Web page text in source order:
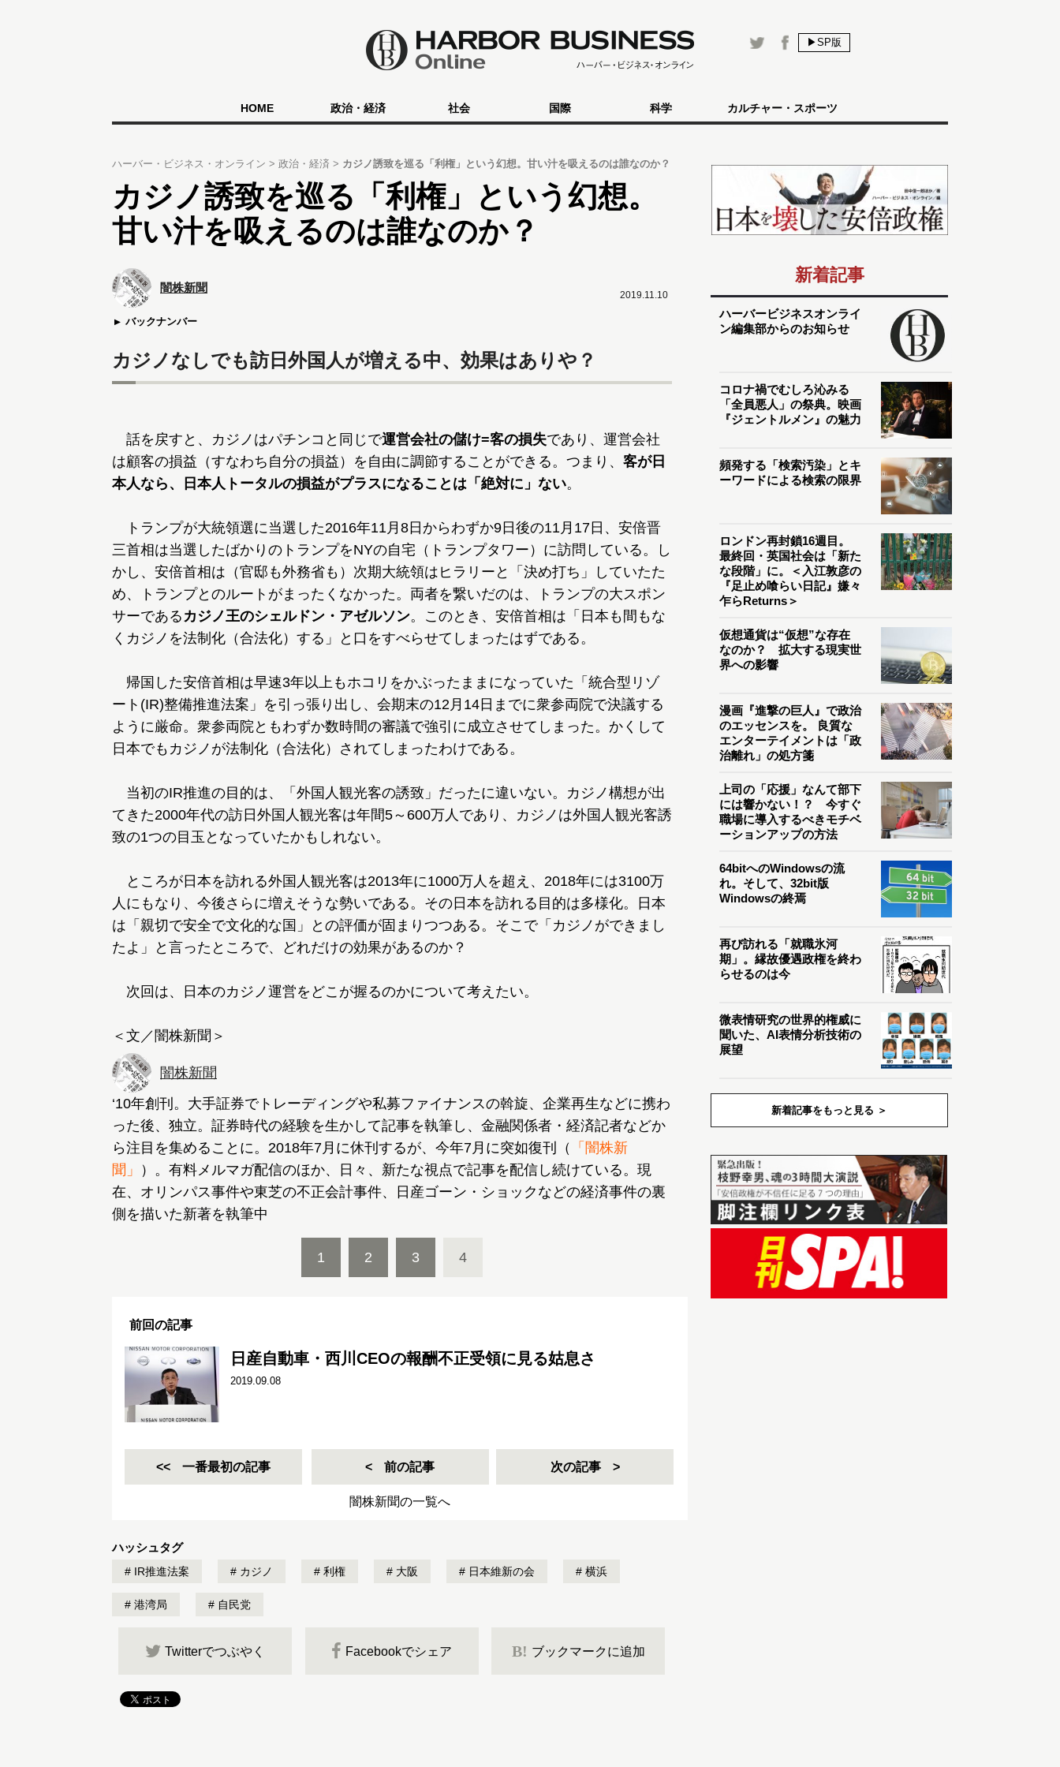
▶SP版
HOME 政治・経済 社会 国際 科学 カルチャー・スポーツ
ハーバー・ビジネス・オンライン 政治・経済 カジノ誘致を巡る「利権」という幻想。甘い汁を吸えるのは誰なのか？
カジノ誘致を巡る「利権」という幻想。
甘い汁を吸えるのは誰なのか？
2019.11.10
闇株新聞
バックナンバー
カジノなしでも訪日外国人が増える中、効果はありや？
話を戻すと、カジノはパチンコと同じで運営会社の儲け=客の損失であり、運営会社
は顧客の損益（すなわち自分の損益）を自由に調節することができる。つまり、 客が日
本人なら、日本人トータルの損益がプラスになることは「絶対に」ない。
トランプが大統領選に当選した2016年11月8日からわずか9日後の11月17日、安倍晋
三首相は当選したばかりのトランプをNYの自宅（トランプタワー）に訪問している。し
かし、安倍首相は（官邸も外務省も）次期大統領はヒラリーと「決め打ち」していたた
め、トランプとのルートがまったくなかった。両者を繋いだのは、トランプの大スポン
サーであるカジノ王のシェルドン・アゼルソン。このとき、安倍首相は「日本も間もな
くカジノを法制化（合法化）する」と口をすべらせてしまったはずである。
帰国した安倍首相は早速3年以上もホコリをかぶったままになっていた「統合型リゾ
ート(IR)整備推進法案」を引っ張り出し、会期末の12月14日までに衆参両院で決議する
ように厳命。衆参両院ともわずか数時間の審議で強引に成立させてしまった。かくして
日本でもカジノが法制化（合法化）されてしまったわけである。
当初のIR推進の目的は、「外国人観光客の誘致」だったに違いない。カジノ構想が出
てきた2000年代の訪日外国人観光客は年間5～600万人であり、カジノは外国人観光客誘
致の1つの目玉となっていたかもしれない。
ところが日本を訪れる外国人観光客は2013年に1000万人を超え、2018年には3100万
人にもなり、今後さらに増えそうな勢いである。その日本を訪れる目的は多様化。日本
は「親切で安全で文化的な国」との評価が固まりつつある。そこで「カジノができまし
たよ」と言ったところで、どれだけの効果があるのか？
次回は、日本のカジノ運営をどこが握るのかについて考えたい。
＜文／闇株新聞＞
闇株新聞
‘10年創刊。大手証券でトレーディングや私募ファイナンスの斡旋、企業再生などに携わ
った後、独立。証券時代の経験を生かして記事を執筆し、金融関係者・経済記者などか
ら注目を集めることに。2018年7月に休刊するが、今年7月に突如復刊（
「闇株新
聞」
）。有料メルマガ配信のほか、日々、新たな視点で記事を配信し続けている。現
在、オリンパス事件や東芝の不正会計事件、日産ゴーン・ショックなどの経済事件の裏
側を描いた新著を執筆中
1 2 3 4
前回の記事
日産自動車・西川CEOの報酬不正受領に見る姑息さ
2019.09.08
一番最初の記事 前の記事 次の記事
闇株新聞の一覧へ
ハッシュタグ
IR推進法案 カジノ 利権 大阪 日本維新の会 横浜
港湾局 自民党
Twitterでつぶやく Facebookでシェア B! ブックマークに追加
新着記事
ハーバービジネスオンライ
ン編集部からのお知らせ
コロナ禍でむしろ沁みる
「全員悪人」の祭典。映画
『ジェントルメン』の魅力
頻発する「検索汚染」とキ
ーワードによる検索の限界
ロンドン再封鎖16週目。
最終回・英国社会は「新た
な段階」に。＜入江敦彦の
『足止め喰らい日記』嫌々
乍らReturns＞
仮想通貨は“仮想”な存在
なのか？ 拡大する現実世
界への影響
漫画『進撃の巨人』で政治
のエッセンスを。 良質な
エンターテイメントは「政
治離れ」の処方箋
上司の「応援」なんて部下
には響かない！？ 今すぐ
職場に導入するべきモチベ
ーションアップの方法
64bitへのWindowsの流
れ。そして、32bit版
Windowsの終焉
再び訪れる「就職氷河
期」。縁故優遇政権を終わ
らせるのは今
微表情研究の世界的権威に
聞いた、AI表情分析技術の
展望
新着記事をもっと見る